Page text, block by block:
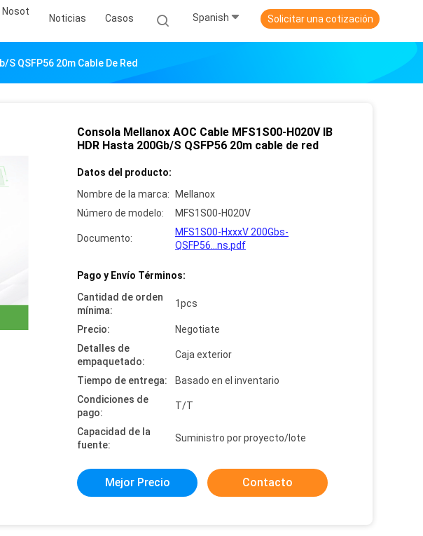
Nosot
Noticias Casos Spanish Solicitar una cotización
QSFP56 20m Cable De Red
Consola Mellanox AOC Cable MFS1S00-H020V IB
HDR Hasta 200Gb/S QSFP56 20m cable de red
Datos del producto:
Nombre de la marca:
Mellanox
Número de modelo:
MFS1S00-H020V
Documento:
MFS1S00-HxxxV 200Gbs-
QSFP56...ns.pdf
Pago y Envío Términos:
Cantidad de orden
mínima:
1pcs
Precio:
Negotiate
Detalles de
empaquetado:
Caja exterior
Tiempo de entrega:
Basado en el inventario
Condiciones de
pago:
T/T
Capacidad de la
fuente:
Suministro por proyecto/lote
Mejor Precio Contacto